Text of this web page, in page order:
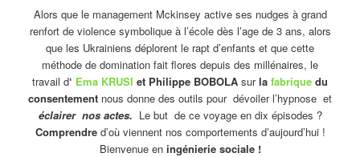
Alors que le management Mckinsey active ses nudges à grand
renfort de violence symbolique à l’école dès l’age de 3 ans, alors
que les Ukrainiens déplorent le rapt d’enfants et que cette
méthode de domination fait flores depuis des millénaires, le
travail d‘ Ema KRUSI et Philippe BOBOLA surla fabrique du
consentement nous donne des outils pour dévoiler l’hypnose et
éclairer nos actes. Le but de ce voyage en dix épisodes ?
Comprendred’où viennent nos comportements d’aujourd’hui !
Bienvenue eningénierie sociale !